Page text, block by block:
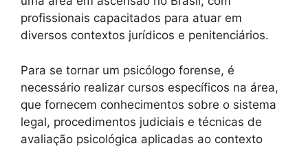
profissionais capacitados para atuar em
diversos contextos jurídicos e penitenciários.
Para se tornar um psicólogo forense, é
necessário realizar cursos específicos na área,
que fornecem conhecimentos sobre o sistema
legal, procedimentos judiciais e técnicas de
avaliação psicológica aplicadas ao contexto